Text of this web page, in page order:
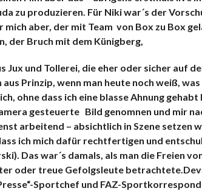
zu produzieren. Für Niki war´s der
mich aber, der mit Team von Box zu Box
der Bruch mit dem Künigberg,
Jux und Tollerei, die eher oder sicher auf
aus Prinzip, wenn man heute noch weiß,
ohne dass ich eine blasse Ahnung
gesteuerte Bild genomnen und mir
arbeitend – absichtlich in Szene setzen
ich mich dafür rechtfertigen und
Das war´s damals, als man die Freien
oder treue Gefolgsleute
Sportchef und FAZ-